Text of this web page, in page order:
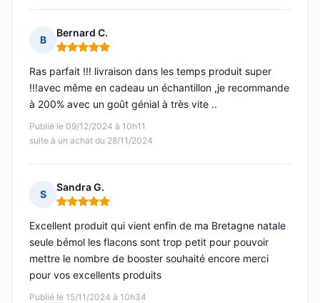
B
Bernard C.
Note : 5 sur 5
Publié le 09/12/2024 à 10h11
suite à un achat du 28/11/2024
Ras parfait !!! livraison dans les temps produit super
!!!avec même en cadeau un échantillon ,je recommande
à 200% avec un goût génial à très vite ..
S
Sandra G.
Note : 5 sur 5
Publié le 15/11/2024 à 10h34
Excellent produit qui vient enfin de ma Bretagne natale
seule bémol les flacons sont trop petit pour pouvoir
mettre le nombre de booster souhaité encore merci
pour vos excellents produits